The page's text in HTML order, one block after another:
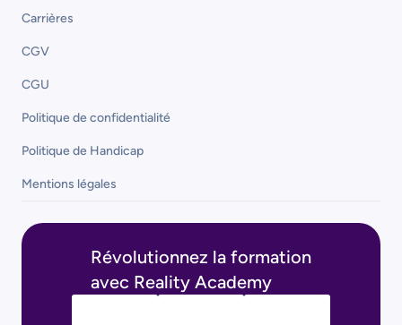
Carrières
CGV
CGU
Politique de confidentialité
Politique de Handicap
Mentions légales
Révolutionnez la formation
avec Reality Academy